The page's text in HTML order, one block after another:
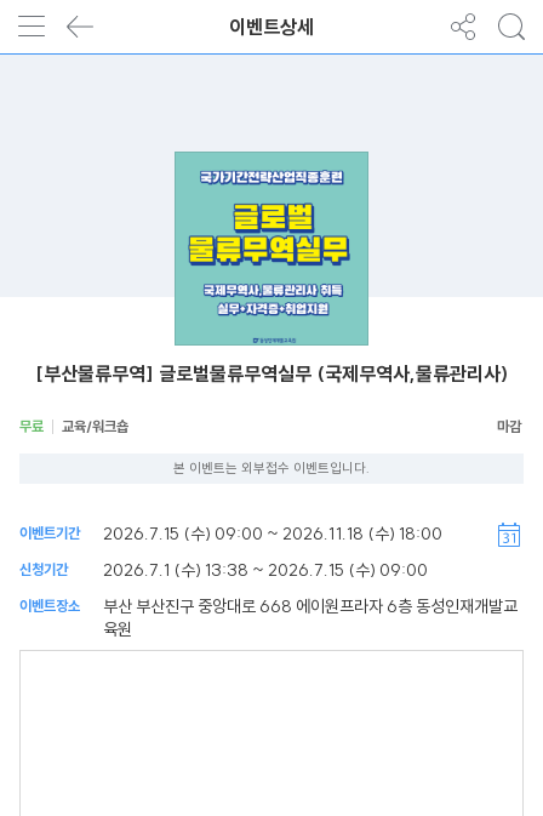
이벤트상세
[부산물류무역] 글로벌물류무역실무 (국제무역사,물류관리사)
무료 교육/워크숍
본 이벤트는 외부접수 이벤트입니다.
이벤트기간 2026.7.15 (수) 09:00 ~ 2026.11.18 (수) 18:00
신청기간 2026.7.1 (수) 13:38 ~ 2026.7.15 (수) 09:00
이벤트장소
부산 부산진구 중앙대로 668 에이원프라자 6층 동성인재개발교
육원